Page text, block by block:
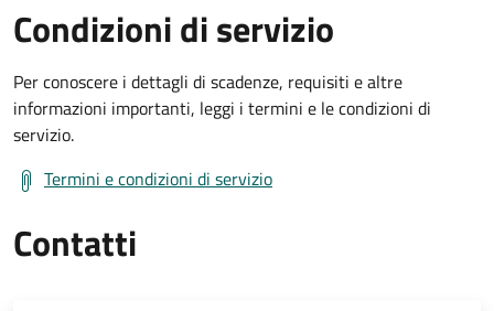
Condizioni di servizio
Per conoscere i dettagli di scadenze, requisiti e altre
informazioni importanti, leggi i termini e le condizioni di
servizio.
Termini e condizioni di servizio
Contatti